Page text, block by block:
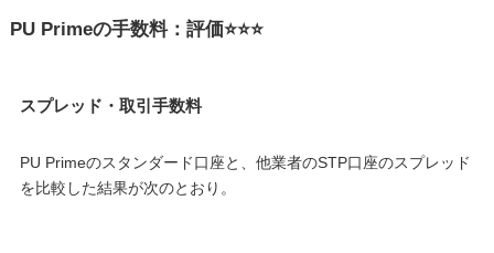
PU Primeの手数料：評価⭐️⭐️⭐️
スプレッド・取引手数料
PU Primeのスタンダード口座と、他業者のSTP口座のスプレッド
を比較した結果が次のとおり。